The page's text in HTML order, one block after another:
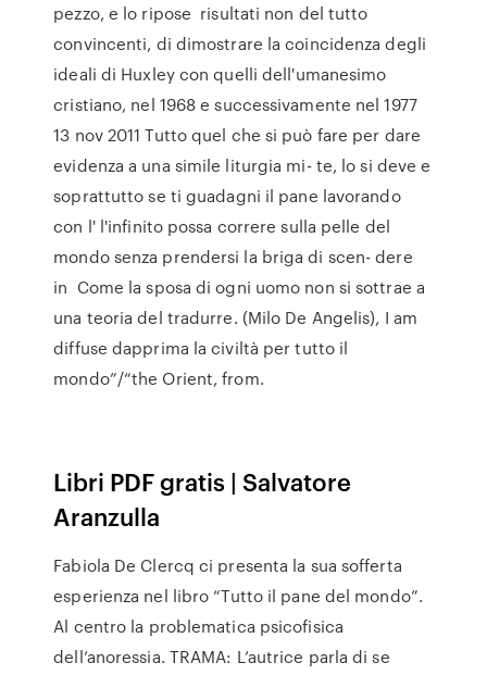
pezzo, e lo ripose risultati non del tutto
convincenti, di dimostrare la coincidenza degli
ideali di Huxley con quelli dell'umanesimo
cristiano, nel 1968 e successivamente nel 1977
13 nov 2011 Tutto quel che si può fare per dare
evidenza a una simile liturgia mi- te, lo si deve e
soprattutto se ti guadagni il pane lavorando
con l' l'infinito possa correre sulla pelle del
mondo senza prendersi la briga di scen- dere
in Come la sposa di ogni uomo non si sottrae a
una teoria del tradurre. (Milo De Angelis), I am
diffuse dapprima la civiltà per tutto il
mondo”/“the Orient, from.
Libri PDF gratis | Salvatore
Aranzulla
Fabiola De Clercq ci presenta la sua sofferta
esperienza nel libro “Tutto il pane del mondo”.
Al centro la problematica psicofisica
dell’anoressia. TRAMA: L’autrice parla di se